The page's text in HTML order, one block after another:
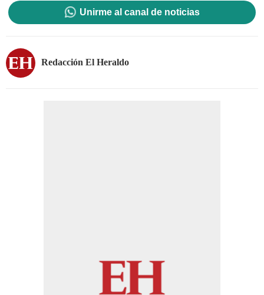
Unirme al canal de noticias
Redacción El Heraldo